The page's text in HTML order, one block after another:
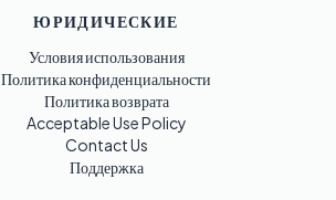
ЮРИДИЧЕСКИЕ
Условия использования
Политика конфиденциальности
Политика возврата
Acceptable Use Policy
Contact Us
Поддержка